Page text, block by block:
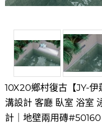
10X20鄉村復古【JY-
溝設計 客廳 臥室 浴室
計｜地壁兩用磚#50160